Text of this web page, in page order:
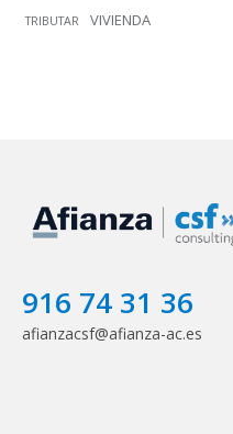
TRIBUTAR
VIVIENDA
916 74 31 36
afianzacsf@afianza-ac.es